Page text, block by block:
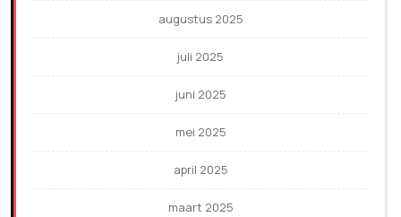
augustus 2025
juli 2025
juni 2025
mei 2025
april 2025
maart 2025